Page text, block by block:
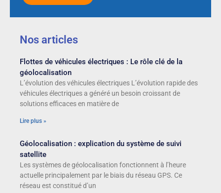
Nos articles
Flottes de véhicules électriques : Le rôle clé de la
géolocalisation
L’évolution des véhicules électriques L’évolution rapide des
véhicules électriques a généré un besoin croissant de
solutions efficaces en matière de
Lire plus »
Géolocalisation : explication du système de suivi
satellite
Les systèmes de géolocalisation fonctionnent à l’heure
actuelle principalement par le biais du réseau GPS. Ce
réseau est constitué d’un